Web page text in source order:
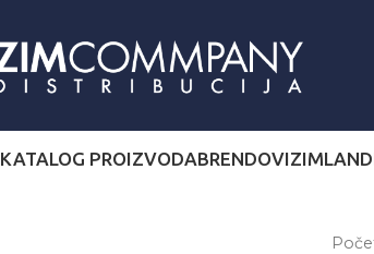
KATALOG PROIZVODABRENDOVIZIMLAND